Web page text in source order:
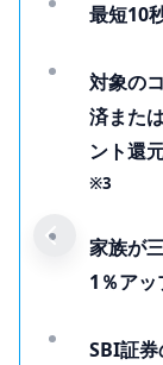
最短10
対象の
済また
ント還
※3
家族が
1％アッ
SBI証